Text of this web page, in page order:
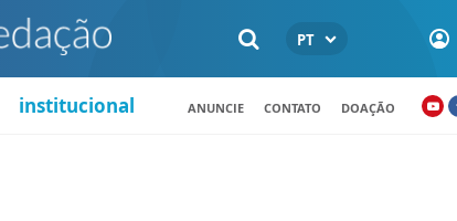
PT
institucional ANUNCIE CONTATO DOAÇÃO